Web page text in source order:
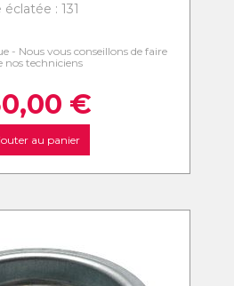
: 131
- Nous vous conseillons de faire
nos techniciens
€
au panier